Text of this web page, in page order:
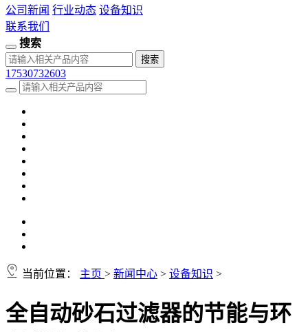
公司新闻 行业动态 设备知识
联系我们
搜索
17530732603
当前位置： 主页 > 新闻中心 > 设备知识 >
全自动砂石过滤器的节能与环